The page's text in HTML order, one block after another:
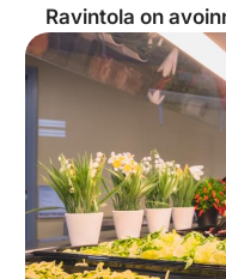
Ravintola on